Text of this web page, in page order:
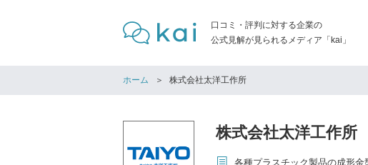
口コミ・評判に対する企業の
公式見解が見られるメディア「kai」
ホーム 株式会社太洋工作所
株式会社太洋工作所